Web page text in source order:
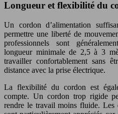
Longueur et flexibilité du
Un cordon d’alimentation
permettre une liberté de
professionnels sont
longueur minimale de 2,5 à 3
travailler confortablement sans
distance avec la prise électrique.
La flexibilité du cordon est
compte. Un cordon trop rigide
rendre le travail moins fluide. Les